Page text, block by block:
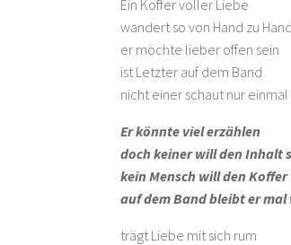
Ein Koffer voller Liebe
wandert so von Hand zu Hand
er möchte lieber offen sein
ist Letzter auf dem Band
nicht einer schaut nur
Er könnte viel erzählen
doch keiner will den Inhalt
kein Mensch will den Koffer
auf dem Band bleibt er
trägt Liebe mit sich rum